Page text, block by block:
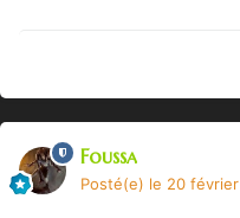
Foussa
Posté(e) le 20